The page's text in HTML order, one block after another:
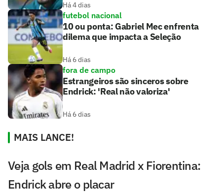
Há 4 dias
futebol nacional
10 ou ponta: Gabriel Mec enfrenta
dilema que impacta a Seleção
Há 6 dias
fora de campo
Estrangeiros são sinceros sobre
Endrick: 'Real não valoriza'
Há 6 dias
MAIS LANCE!
Veja gols em Real Madrid x Fiorentina:
Endrick abre o placar